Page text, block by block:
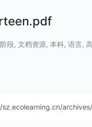
段, 文档资源, 本科, 语言,
sz.ecolearning.cn/